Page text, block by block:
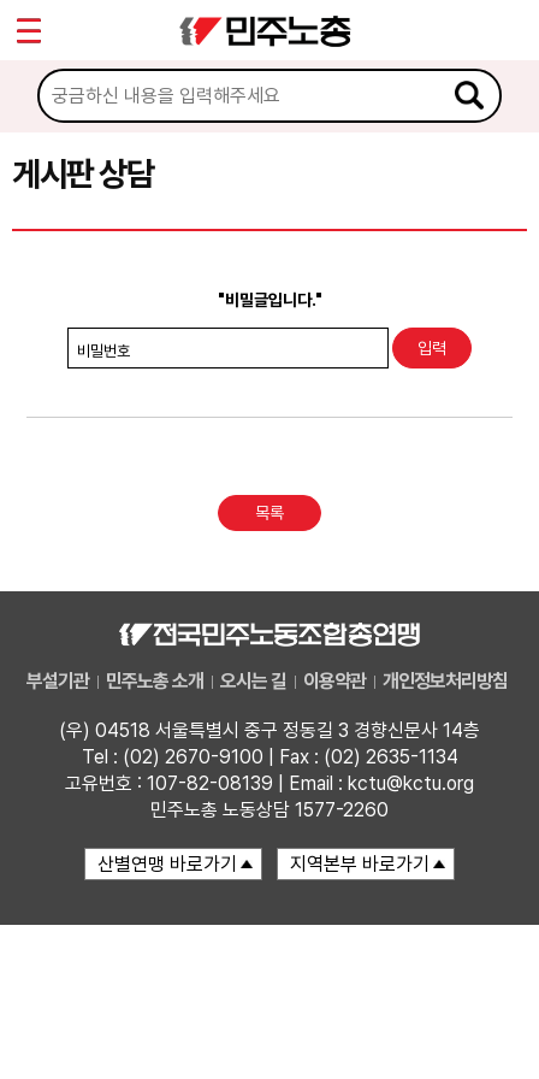
게시판 상담
"비밀글입니다."
비밀번호
목록
부설기관 민주노총 소개 오시는 길 이용약관 개인정보처리방침
(우) 04518 서울특별시 중구 정동길 3 경향신문사 14층
Tel : (02) 2670-9100 | Fax : (02) 2635-1134
고유번호 : 107-82-08139 | Email : kctu@kctu.org
민주노총 노동상담 1577-2260
마이페이지
소개
소식
노동상담
권리찾기수첩 검색
찾아보기
Sketchbook5, 스케치북5
Sketchbook5, 스케치북5